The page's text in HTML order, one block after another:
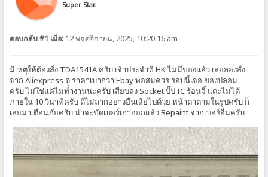
Super Star.
ตอบกลับ #1 เมื่อ: 12 พฤศจิกายน, 2025, 10:20:16 am
มีเหตุให้ต้องสั่ง TDA1541A ครับ เจ้าประจำที่ HK ไม่มีของแล้ว เลยลองสั่ง
จาก Aliexpress ดู ราคาเบากว่า Ebay พอสมควร รอบนี้เจอ ของปลอม
ครับ ไม่ใช่แค่ไม่ทำงานนะครับ เสียบลง Socket ปั๊ป IC ร้อนจี๋ แตะไม่ได้
ภายใน 10 วินาทีครับ ดีไม่ลากอย่างอื่นเสียไปด้วย หน้าตาตามในรูปครับ ก็
เลยมาเตือนภัยครับ น่าจะขัดเบอร์เก่าออกแล้ว Repaint จากเบอร์อื่นครับ